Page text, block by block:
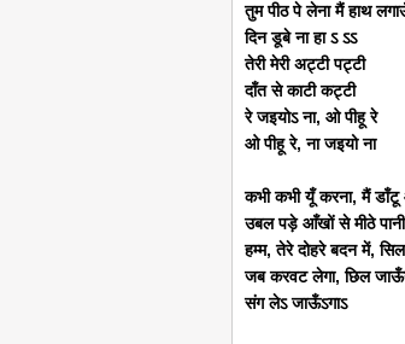
तुम पीठ पे लेना मैं हाथ
दिन डूबे ना हा ऽ ऽऽ
तेरी मेरी अट्टी पट्टी
दाँत से काटी कट्टी
रे जइयोऽ ना, ओ पीहू रे
ओ पीहू रे, ना जइयो ना
कभी कभी यूँ करना, मैं
उबल पड़े आँखों से मीठे
हम्म, तेरे दोहरे बदन में,
जब करवट लेगा, छिल
संग लेऽ जाऊँऽगाऽ